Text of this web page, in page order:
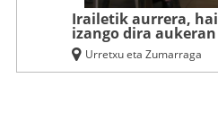
Irailetik aurrera,
izango dira
Urretxu eta Zumarraga